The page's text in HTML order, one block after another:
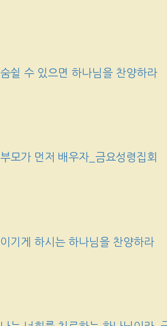
숨쉴 수 있으면 하나님을 찬양하라
부모가 먼저 배우자_금요성령집회
이기게 하시는 하나님을 찬양하라